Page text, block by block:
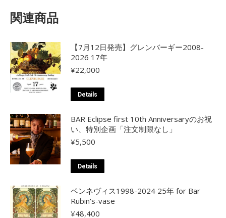
関連商品
【7月12日発売】グレンバーギー2008-
2026 17年
¥22,000
Details
BAR Eclipse first 10th Anniversaryのお祝
い、特別企画「注文制限なし」
¥5,500
Details
ベンネヴィス1998-2024 25年 for Bar
Rubin's-vase
¥48,400